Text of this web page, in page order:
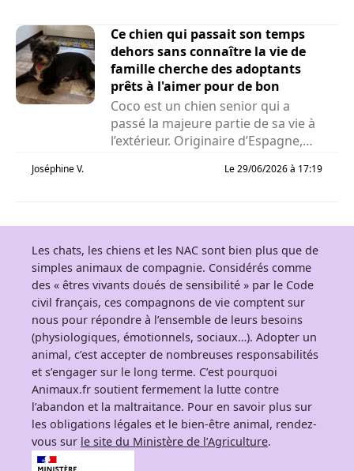
Ce chien qui passait son temps
dehors sans connaître la vie de
famille cherche des adoptants
prêts à l'aimer pour de bon
Coco est un chien senior qui a
passé la majeure partie de sa vie à
l’extérieur. Originaire d’Espagne,
Joséphine V. Le 29/06/2026 à 17:19
Les chats, les chiens et les NAC sont bien plus que de
simples animaux de compagnie. Considérés comme
des « êtres vivants doués de sensibilité » par le Code
civil français, ces compagnons de vie comptent sur
nous pour répondre à l’ensemble de leurs besoins
(physiologiques, émotionnels, sociaux…). Adopter un
animal, c’est accepter de nombreuses responsabilités
et s’engager sur le long terme. C’est pourquoi
Animaux.fr soutient fermement la lutte contre
l’abandon et la maltraitance. Pour en savoir plus sur
les obligations légales et le bien-être animal, rendez-
vous sur le site du Ministère de l’Agriculture.